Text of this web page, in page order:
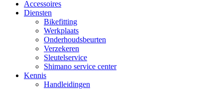
Accessoires
Diensten
Bikefitting
Werkplaats
Onderhoudsbeurten
Verzekeren
Sleutelservice
Shimano service center
Kennis
Handleidingen